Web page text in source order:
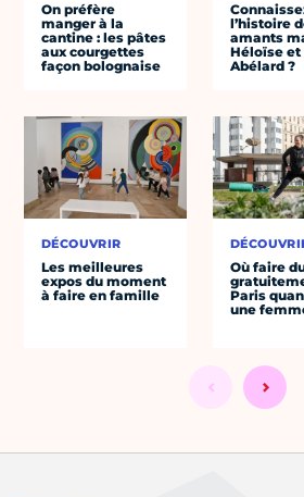
On préfère
manger à la
cantine : les pâtes
aux courgettes
façon bolognaise
DÉCOUVRIR
Les meilleures
expos du moment
à faire en famille
l’histoire
amants
Héloïse et
Abélard ?
Où faire
Paris
une